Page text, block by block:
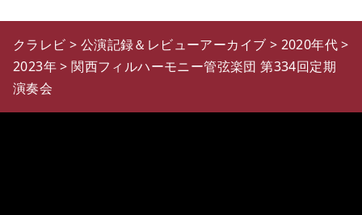
クラレビ > 公演記録＆レビューアーカイブ > 2020年代>
2023年>関西フィルハーモニー管弦楽団 第334回定期
演奏会